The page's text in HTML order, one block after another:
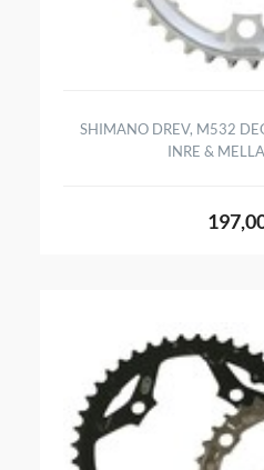
SHIMANO DREV, M532
INRE &